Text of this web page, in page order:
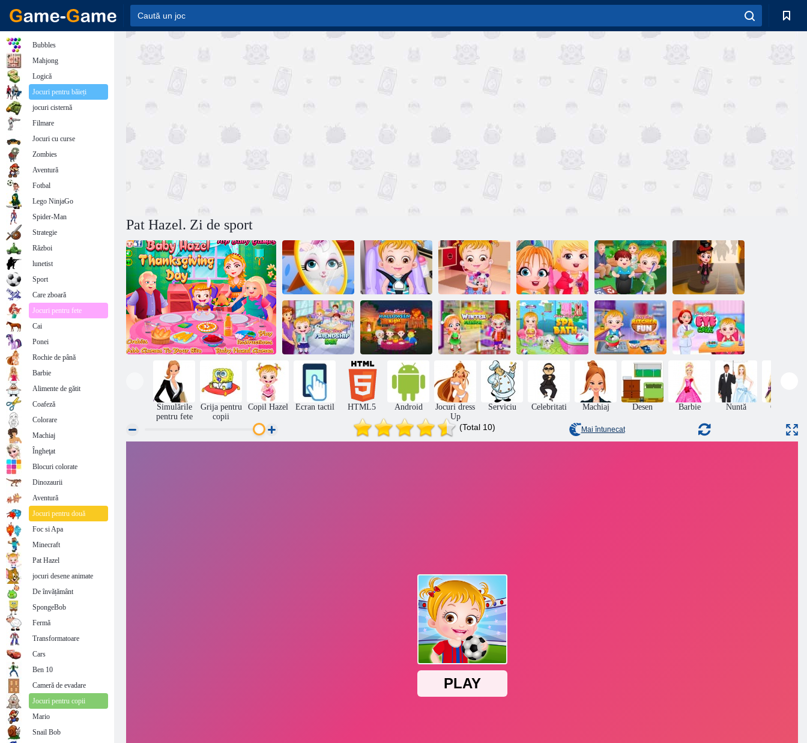
Pat Hazel. Zi de sport
Copil Hazel -
pisica obraznic
Copil Hazel
Playdate
Copil Hazel
Doctor Redare
Copil Hazel Tea
Party
Copii Hazel Ziua
Pământului
Pat Hazel
Castelul
Halloween
Ziua prieteniei
cu Hazel pentru
copii
Noaptea de
pentru Hazel
Baby
Moda de iarnă
pentru bebeluși
Hazel
Baie spa Baby
Hazel
Bucătărie Hazel
pentru copii
Îngrijirea ochilor
pentru Hazel
Baby
Simulările
pentru fete
Grija pentru
copii
Copil Hazel Ecran tactil HTML5 Android
Jocuri dress
Up
Serviciu Celebritati Machiaj Desen Barbie Nuntă Coafuri
(Total 10) Mai întunecat
Bubbles
Mahjong
Logică
Jocuri pentru băieți
jocuri cisternă
Filmare
Jocuri cu curse
Zombies
Aventură
Fotbal
Lego NinjaGo
Spider-Man
Strategie
Război
lunetist
Sport
Care zboară
Jocuri pentru fete
Cai
Ponei
Rochie de până
Barbie
Alimente de gătit
Coafeză
Colorare
Machiaj
Îngheţat
Blocuri colorate
Dinozaurii
Aventură
Jocuri pentru două
Foc si Apa
Minecraft
Pat Hazel
jocuri desene animate
De învățământ
SpongeBob
Fermă
Transformatoare
Cars
Ben 10
Cameră de evadare
Jocuri pentru copii
Mario
Snail Bob